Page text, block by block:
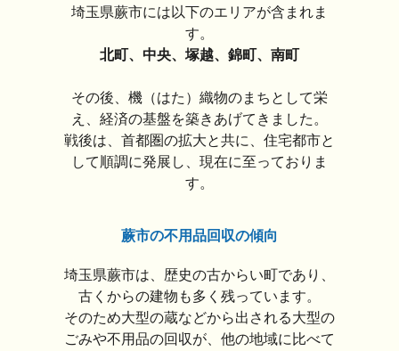
埼玉県蕨市には以下のエリアが含まれま
す。
北町、中央、塚越、錦町、南町
その後、機（はた）織物のまちとして栄
え、経済の基盤を築きあげてきました。
戦後は、首都圏の拡大と共に、住宅都市と
して順調に発展し、現在に至っておりま
す。
蕨市の不用品回収の傾向
埼玉県蕨市は、歴史の古からい町であり、
古くからの建物も多く残っています。
そのため大型の蔵などから出される大型の
ごみや不用品の回収が、他の地域に比べて